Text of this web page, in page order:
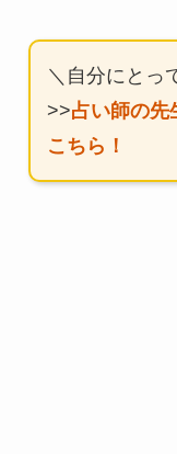
＼自分にとっ
>>占い師の先
こちら！